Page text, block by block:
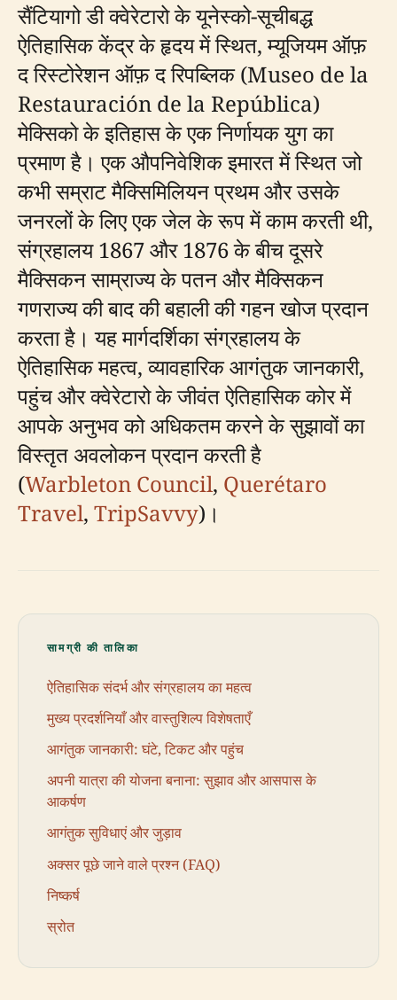
सैंटियागो डी क्वेरेटारो के यूनेस्को-सूचीबद्ध
ऐतिहासिक केंद्र के हृदय में स्थित, म्यूजियम ऑफ़
द रिस्टोरेशन ऑफ़ द रिपब्लिक (Museo de la
Restauración de la República)
मेक्सिको के इतिहास के एक निर्णायक युग का
प्रमाण है। एक औपनिवेशिक इमारत में स्थित जो
कभी सम्राट मैक्सिमिलियन प्रथम और उसके
जनरलों के लिए एक जेल के रूप में काम करती थी,
संग्रहालय 1867 और 1876 के बीच दूसरे
मैक्सिकन साम्राज्य के पतन और मैक्सिकन
गणराज्य की बाद की बहाली की गहन खोज प्रदान
करता है। यह मार्गदर्शिका संग्रहालय के
ऐतिहासिक महत्व, व्यावहारिक आगंतुक जानकारी,
पहुंच और क्वेरेटारो के जीवंत ऐतिहासिक कोर में
आपके अनुभव को अधिकतम करने के सुझावों का
विस्तृत अवलोकन प्रदान करती है
(Warbleton Council, Querétaro
Travel, TripSavvy)।
सामग्री की तालिका
ऐतिहासिक संदर्भ और संग्रहालय का महत्व
मुख्य प्रदर्शनियाँ और वास्तुशिल्प विशेषताएँ
आगंतुक जानकारी: घंटे, टिकट और पहुंच
अपनी यात्रा की योजना बनाना: सुझाव और आसपास के
आकर्षण
आगंतुक सुविधाएं और जुड़ाव
अक्सर पूछे जाने वाले प्रश्न (FAQ)
निष्कर्ष
स्रोत